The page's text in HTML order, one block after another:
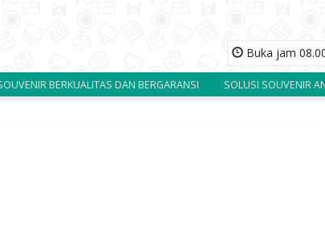
KACA BANK BTN CUSTOM
Buka jam
BERKUALITAS DAN BERGARANSI SOLUSI SOUVENIR ANDA